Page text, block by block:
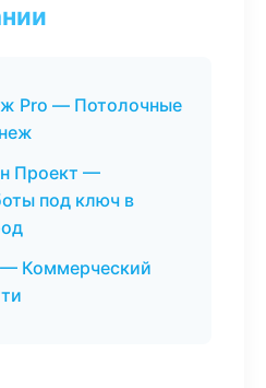
Pro — Потолочные
Проект —
под ключ в
Коммерческий